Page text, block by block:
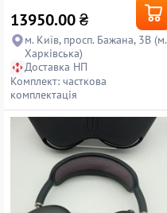
13950.00₴
м. Київ, просп. Бажана, 3В (м.
Харківська)
Доставка НП
Комплект: часткова
комплектація